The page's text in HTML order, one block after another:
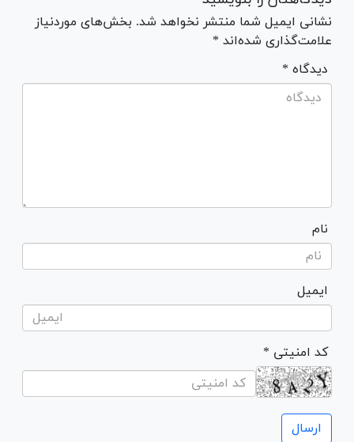
نشانی ایمیل شما منتشر نخواهد شد. بخش‌های موردنیاز
علامت‌گذاری شده‌اند *
* دیدگاه
نام
ایمیل
* کد امنیتی